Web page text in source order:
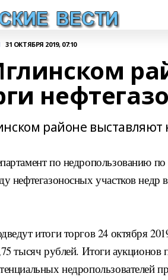
31 ОКТЯБРЯ 2019, 07:10
районе выставляют
по недропользованию
нефтегазоносных участков
итоги торгов 24 октября
тысяч рублей. Итоги аукционов
недропользователей